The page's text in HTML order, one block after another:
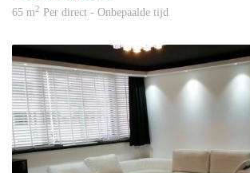
65 m2 Per direct - Onbepaalde tijd